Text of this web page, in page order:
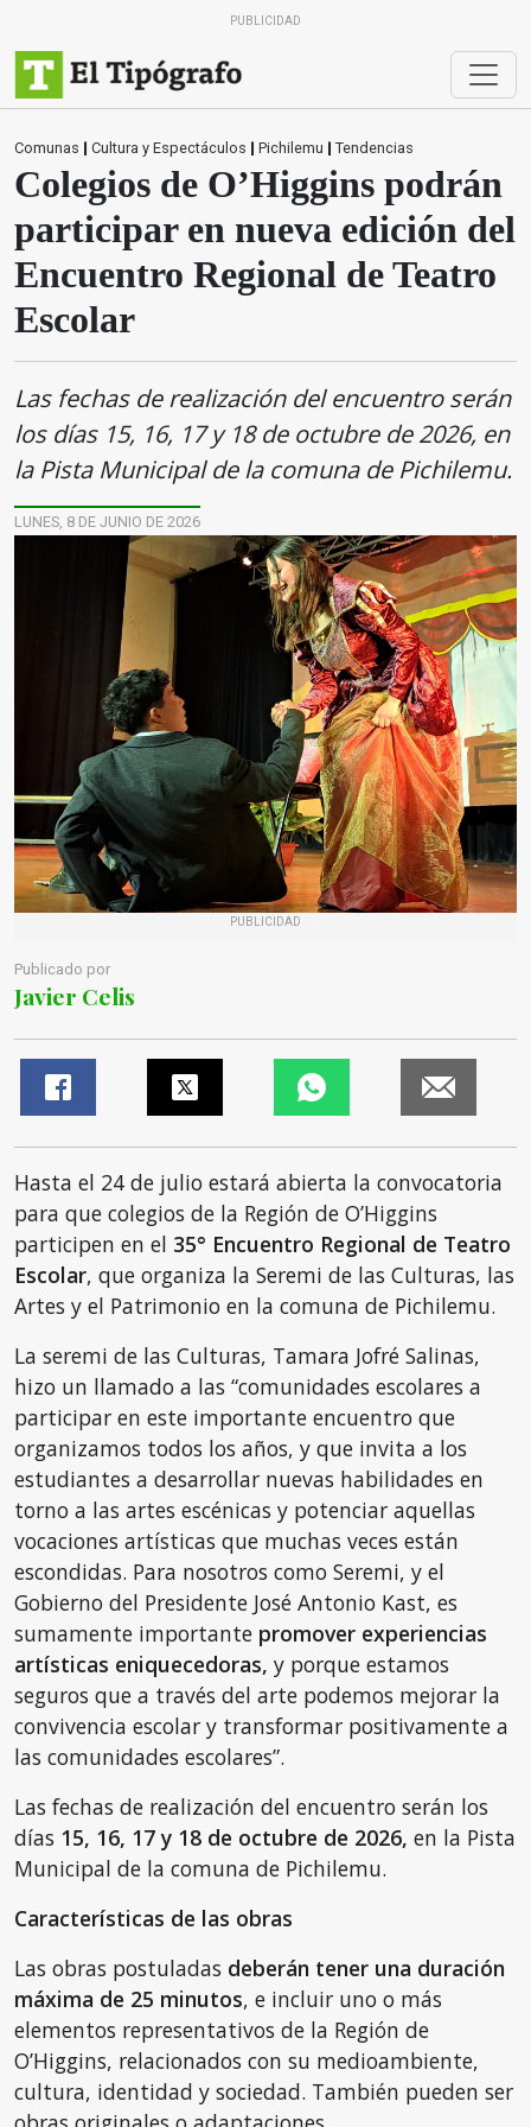
PUBLICIDAD
Comunas | Cultura y Espectáculos | Pichilemu | Tendencias
Colegios de O’Higgins podrán
participar en nueva edición del
Encuentro Regional de Teatro
Escolar
Las fechas de realización del encuentro serán
los días 15, 16, 17 y 18 de octubre de 2026, en
la Pista Municipal de la comuna de Pichilemu.
LUNES, 8 DE JUNIO DE 2026
PUBLICIDAD
Publicado por
Javier Celis
Hasta el 24 de julio estará abierta la convocatoria
para que colegios de la Región de O’Higgins
participen en el 35° Encuentro Regional de Teatro
Escolar, que organiza la Seremi de las Culturas, las
Artes y el Patrimonio en la comuna de Pichilemu.
La seremi de las Culturas, Tamara Jofré Salinas,
hizo un llamado a las “comunidades escolares a
participar en este importante encuentro que
organizamos todos los años, y que invita a los
estudiantes a desarrollar nuevas habilidades en
torno a las artes escénicas y potenciar aquellas
vocaciones artísticas que muchas veces están
escondidas. Para nosotros como Seremi, y el
Gobierno del Presidente José Antonio Kast, es
sumamente importante promover experiencias
artísticas eniquecedoras, y porque estamos
seguros que a través del arte podemos mejorar la
convivencia escolar y transformar positivamente a
las comunidades escolares”.
Las fechas de realización del encuentro serán los
días 15, 16, 17 y 18 de octubre de 2026, en la Pista
Municipal de la comuna de Pichilemu.
Características de las obras
Las obras postuladas deberán tener una duración
máxima de 25 minutos, e incluir uno o más
elementos representativos de la Región de
O’Higgins, relacionados con su medioambiente,
cultura, identidad y sociedad. También pueden ser